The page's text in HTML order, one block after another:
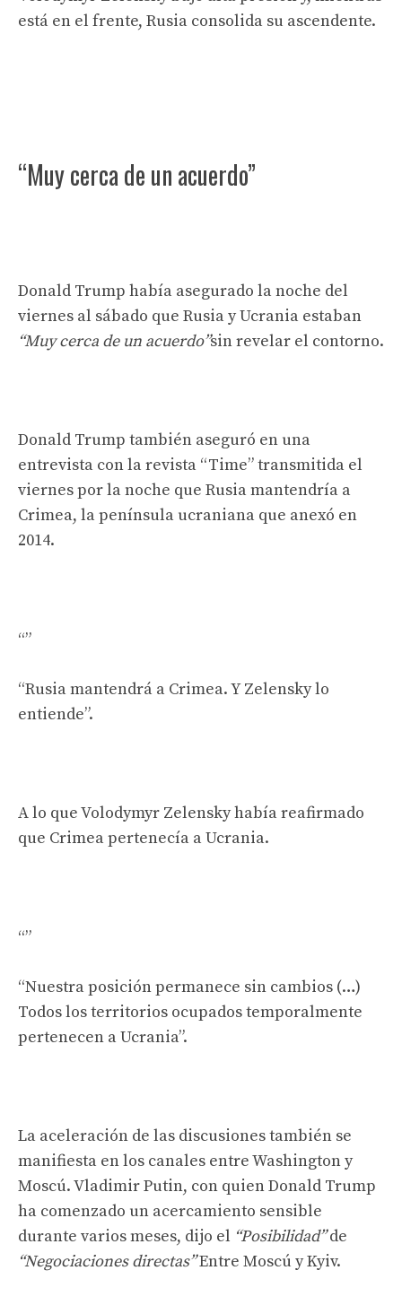
está en el frente, Rusia consolida su ascendente.
“Muy cerca de un acuerdo”
Donald Trump había asegurado la noche del
viernes al sábado que Rusia y Ucrania estaban
“Muy cerca de un acuerdo”sin revelar el contorno.
Donald Trump también aseguró en una
entrevista con la revista “Time” transmitida el
viernes por la noche que Rusia mantendría a
Crimea, la península ucraniana que anexó en
2014.
“Rusia mantendrá a Crimea. Y Zelensky lo
entiende”.
A lo que Volodymyr Zelensky había reafirmado
que Crimea pertenecía a Ucrania.
“Nuestra posición permanece sin cambios (…)
Todos los territorios ocupados temporalmente
pertenecen a Ucrania”.
La aceleración de las discusiones también se
manifiesta en los canales entre Washington y
Moscú. Vladimir Putin, con quien Donald Trump
ha comenzado un acercamiento sensible
durante varios meses, dijo el “Posibilidad”de
“Negociaciones directas”Entre Moscú y Kyiv.